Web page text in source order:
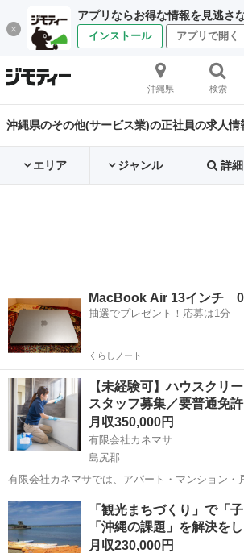
アプリならお得な情報を見逃さ
インストール アプリで開く
沖縄県 検索
沖縄県のその他(サービス業)の正社員の求人情
エリア ジャンル 詳細
MacBook Air 13インチ 0
抽選でプレゼント！応募は1分
くらしノート
【未経験可】ハウスクリ
スタッフ募集／要普通免許
月収350,000円
有限会社カネマサ
島尻郡
有限会社カネマサでは、アパート・マンション・
どを中心に、ハウスクリーニングと敷地清掃に関
しています。 主な作業は、退去後の室内清掃、水回り清掃、床清掃、
共用部清掃、建物まわりの清掃、...
沖縄 島尻郡 その他
「観光まちづくり」で「
「沖縄の課題」を解決を
月収230,000円